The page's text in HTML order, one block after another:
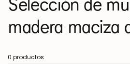
madera maciza
0 productos